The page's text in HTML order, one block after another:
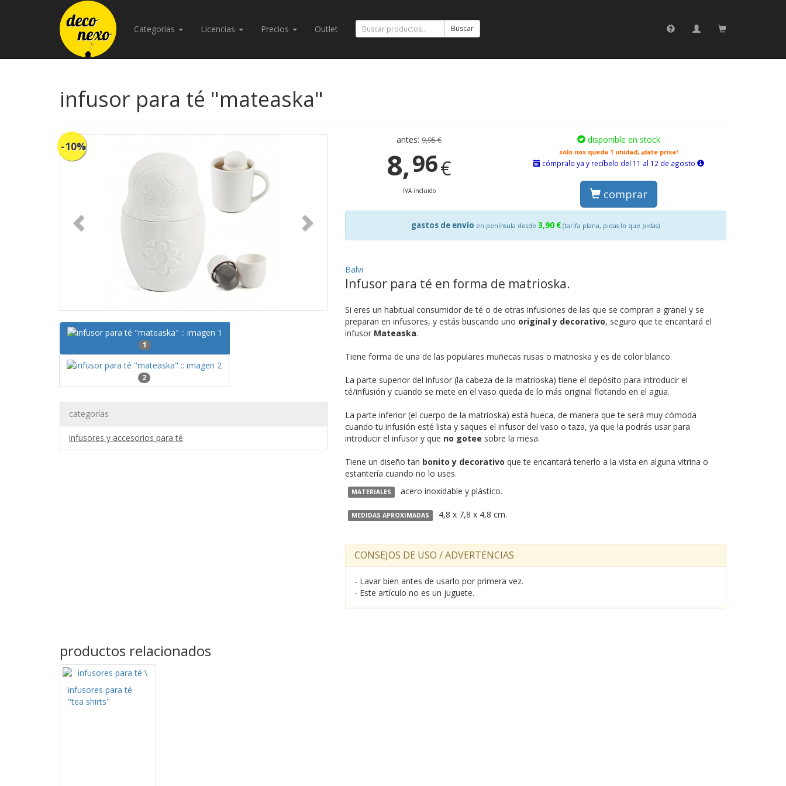
Categorías Licencias Precios Outlet Buscar
infusor para té "mateaska"
-10%
1
2
categorías
infusores y accesorios para té
antes:9,95 €
8,96€
IVA incluido
disponible en stock
sólo nos queda 1 unidad, ¡date prisa!
cómpralo ya y recíbelo del 11 al 12 de agosto
comprar
gastos de envío en península desde 3,90 € (tarifa plana, pidas lo que pidas)
Balvi
Infusor para té en forma de matrioska.
Si eres un habitual consumidor de té o de otras infusiones de las que se compran a granel y se
preparan en infusores, y estás buscando uno original y decorativo, seguro que te encantará el
infusor Mateaska.
Tiene forma de una de las populares muñecas rusas o matrioska y es de color blanco.
La parte superior del infusor (la cabeza de la matrioska) tiene el depósito para introducir el
té/infusión y cuando se mete en el vaso queda de lo más original flotando en el agua.
La parte inferior (el cuerpo de la matrioska) está hueca, de manera que te será muy cómoda
cuando tu infusión esté lista y saques el infusor del vaso o taza, ya que la podrás usar para
introducir el infusor y que no gotee sobre la mesa.
Tiene un diseño tan bonito y decorativo que te encantará tenerlo a la vista en alguna vitrina o
estantería cuando no lo uses.
MATERIALES acero inoxidable y plástico.
MEDIDAS APROXIMADAS 4,8 x 7,8 x 4,8 cm.
CONSEJOS DE USO / ADVERTENCIAS
- Lavar bien antes de usarlo por primera vez.
- Este artículo no es un juguete.
productos relacionados
infusores para té
"tea shirts"